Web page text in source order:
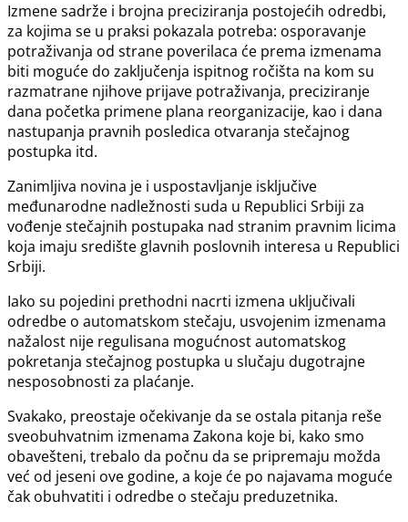
Izmene sadrže i brojna preciziranja postojećih odredbi,
za kojima se u praksi pokazala potreba: osporavanje
potraživanja od strane poverilaca će prema izmenama
biti moguće do zaključenja ispitnog ročišta na kom su
rаzmаtrаne njihove prijave potrаživаnjа, preciziranje
dana početka primene plana reorganizacije, kao i dana
nаstupаnjа pravnih posledica otvаrаnjа stečajnog
postupka itd.
Zanimljiva novina je i uspostavljanje isključive
međunarodne nadležnosti suda u Republici Srbiji za
vođenje stečajnih postupaka nad stranim pravnim licima
koja imaju središte glavnih poslovnih interesa u Republici
Srbiji.
Iako su pojedini prethodni nacrti izmena uključivali
odredbe o automatskom stečaju, usvojenim izmenama
nažalost nije regulisana mogućnost automatskog
pokretanja stečajnog postupka u slučaju dugotrajne
nesposobnosti za plaćanje.
Svakako, preostaje očekivanje da se ostala pitanja reše
sveobuhvatnim izmenama Zakona koje bi, kako smo
obavešteni, trebalo da počnu da se pripremaju možda
već od jeseni ove godine, a koje će po najavama moguće
čak obuhvatiti i odredbe o stečaju preduzetnika.